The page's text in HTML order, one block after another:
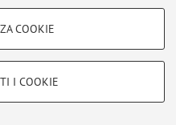
esemplificativo, per il corretto
COOKIE
I COOKIE